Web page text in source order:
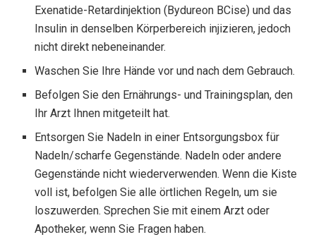
Exenatide-Retardinjektion (Bydureon BCise) und das
Insulin in denselben Körperbereich injizieren, jedoch
nicht direkt nebeneinander.
Waschen Sie Ihre Hände vor und nach dem Gebrauch.
Befolgen Sie den Ernährungs- und Trainingsplan, den
Ihr Arzt Ihnen mitgeteilt hat.
Entsorgen Sie Nadeln in einer Entsorgungsbox für
Nadeln/scharfe Gegenstände. Nadeln oder andere
Gegenstände nicht wiederverwenden. Wenn die Kiste
voll ist, befolgen Sie alle örtlichen Regeln, um sie
loszuwerden. Sprechen Sie mit einem Arzt oder
Apotheker, wenn Sie Fragen haben.